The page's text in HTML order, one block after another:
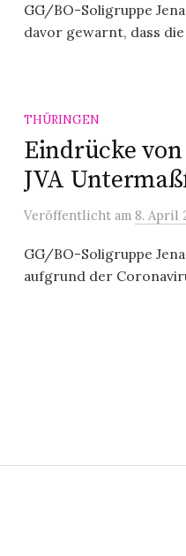
GG/BO-Soligruppe
davor gewarnt, dass
THÜRINGEN
Eindrücke
JVA
Veröffentlicht am 8. April
GG/BO-Soligruppe
aufgrund der